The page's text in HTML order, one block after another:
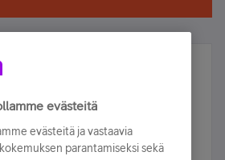
ja voita!
ja olet mukana arvonnassa.
evästeitä
evästeitä ja vastaavia
parantamiseksi sekä